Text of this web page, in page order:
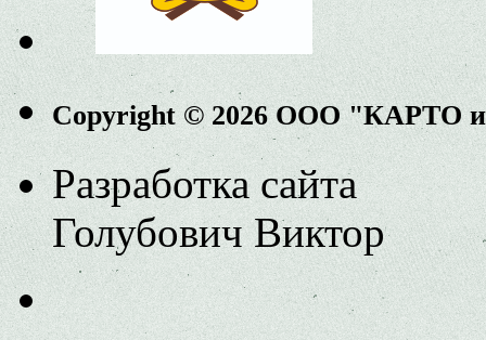
Copyright © 2026 ООО "КАРТО
Разработка сайта
Голубович Виктор